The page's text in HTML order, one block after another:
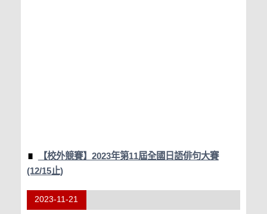
【校外競賽】2023年第11屆全國日語俳句大賽
(12/15止)
2023-11-21